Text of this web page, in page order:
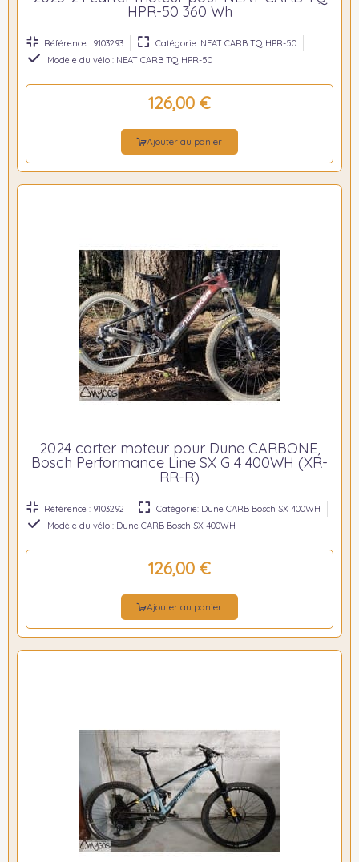
HPR-50 360 Wh
Référence : 9103293
Catégorie: NEAT CARB TQ HPR-50
Modèle du vélo : NEAT CARB TQ HPR-50
126,00 €
Ajouter au panier
2024 carter moteur pour Dune CARBONE,
Bosch Performance Line SX G 4 400WH (XR-
RR-R)
Référence : 9103292
Catégorie: Dune CARB Bosch SX 400WH
Modèle du vélo : Dune CARB Bosch SX 400WH
126,00 €
Ajouter au panier